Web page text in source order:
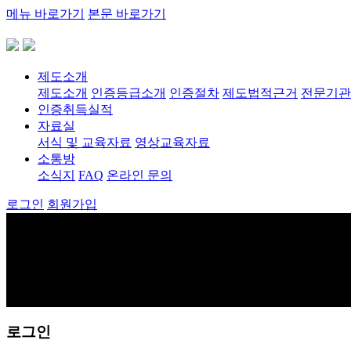
메뉴 바로가기 본문 바로가기
제도소개
제도소개 인증등급소개 인증절차 제도법적근거 전문기
인증취득실적
자료실
서식 및 교육자료 영상교육자료
소통방
소식지 FAQ 온라인 문의
로그인 회원가입
로그인